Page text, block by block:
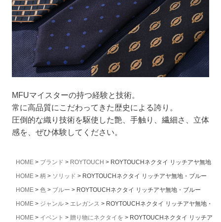
MFUマイスターの持つ経験と技術。
常に高品質にこだわってきた歴史による誇り。
圧倒的な織り技術を駆使した艶、手触り、繊細さ、立体
感を、ぜひ体験してください。
HOME ブランド ROYTOUCH
ROYTOUCHネクタイ リッチアヤ無地・
HOME
柄 ソリッド
ROYTOUCHネクタイ リッチアヤ無地・ブルー
HOME
色 ブルー
ROYTOUCHネクタイ リッチアヤ無地・ブルー
HOME
ジャンル エレガンス
ROYTOUCHネクタイ リッチアヤ無地・ブ
HOME
イベント 贈り物にネクタイを ROYTOUCHネクタイ リッチアヤ